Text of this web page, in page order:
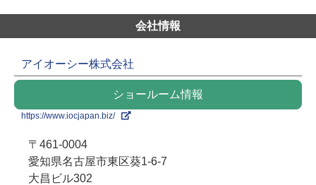
会社情報
アイオーシー株式会社
ショールーム情報
https://www.iocjapan.biz/
〒461-0004
愛知県名古屋市東区葵1-6-7
大昌ビル302